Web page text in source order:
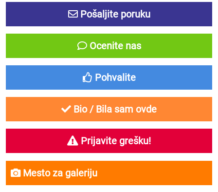
Pošaljite poruku
Ocenite nas
Pohvalite
Bio / Bila sam ovde
Prijavite grešku!
Mesto za galeriju